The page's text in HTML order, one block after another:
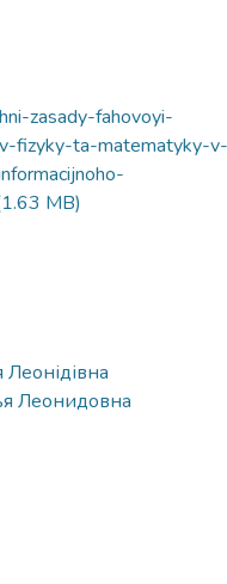
zasady-fahovoyi-
fizyky-ta-matematyky-v-
MB)
Леонидовна